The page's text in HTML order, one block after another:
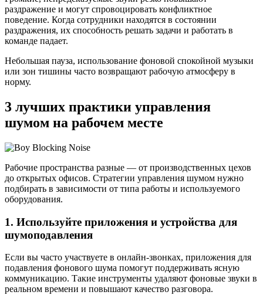
раздражение и могут спровоцировать конфликтное
поведение. Когда сотрудники находятся в состоянии
раздражения, их способность решать задачи и работать в
команде падает.
Небольшая пауза, использование фоновой спокойной музыки
или зон тишины часто возвращают рабочую атмосферу в
норму.
3 лучших практики управления
шумом на рабочем месте
Рабочие пространства разные — от производственных цехов
до открытых офисов. Стратегии управления шумом нужно
подбирать в зависимости от типа работы и используемого
оборудования.
1. Используйте приложения и устройства для
шумоподавления
Если вы часто участвуете в онлайн‑звонках, приложения для
подавления фонового шума помогут поддерживать ясную
коммуникацию. Такие инструменты удаляют фоновые звуки в
реальном времени и повышают качество разговора.